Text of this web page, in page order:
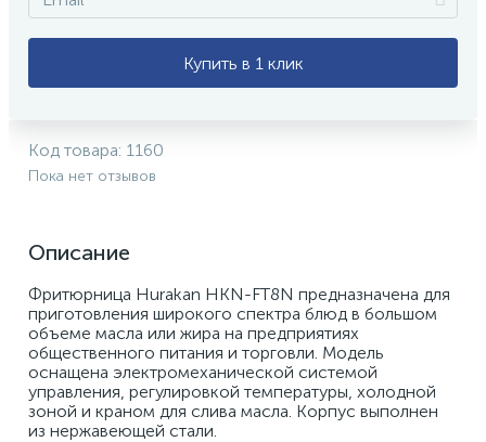
Купить в 1 клик
Код товара: 1160
Пока нет отзывов
Описание
Фритюрница Hurakan HKN-FT8N предназначена для
приготовления широкого спектра блюд в большом
объеме масла или жира на предприятиях
общественного питания и торговли. Модель
оснащена электромеханической системой
управления, регулировкой температуры, холодной
зоной и краном для слива масла. Корпус выполнен
из нержавеющей стали.